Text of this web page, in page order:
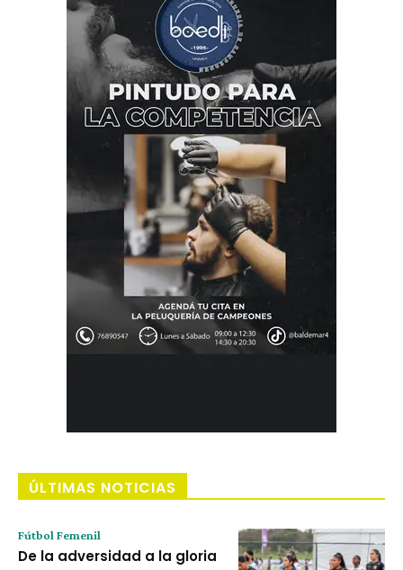
ÚLTIMAS NOTICIAS
Fútbol Femenil
De la adversidad a la gloria